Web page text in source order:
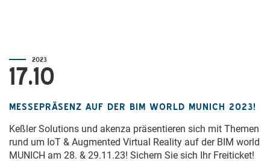
2023
17.10
MESSEPRÄSENZ AUF DER BIM WORLD MUNICH 2023!
Keßler Solutions und akenza präsentieren sich mit Themen
rund um IoT & Augmented Virtual Reality auf der BIM world
MUNICH am 28. & 29.11.23! Sichern Sie sich Ihr Freiticket!